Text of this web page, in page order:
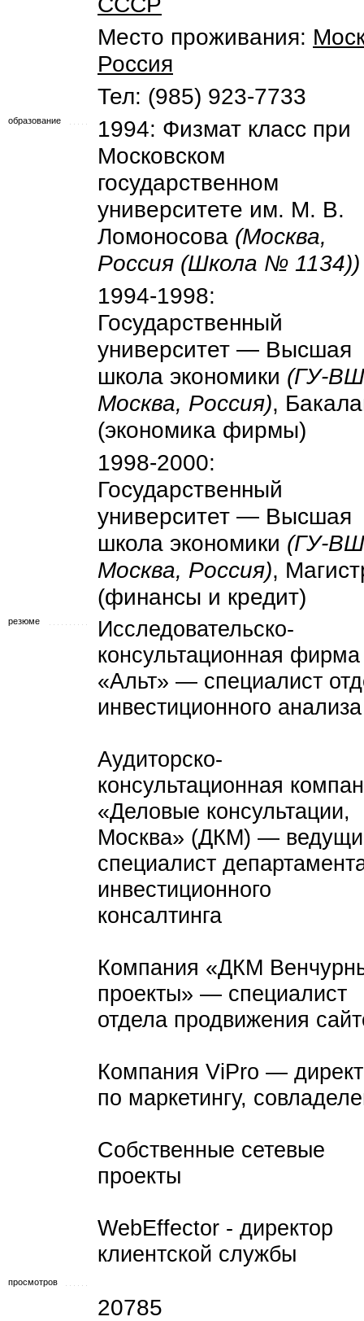
Место проживания:
Россия
Тел: (985) 923-7733
образование
1994: Физмат класс при
Московском
государственном
университете им. М. В.
Ломоносова (Москва,
Россия (Школа № 1134))
1994-1998:
Государственный
университет — Высшая
школа экономики (ГУ-
Москва, Россия),
(экономика фирмы)
1998-2000:
Государственный
университет — Высшая
школа экономики (ГУ-
Москва, Россия),
(финансы и кредит)
резюме
Исследовательско-
консультационная фирма
«Альт» — специалист
инвестиционного анализа
Аудиторско-
консультационная
«Деловые консультации,
Москва» (ДКМ) —
специалист
инвестиционного
консалтинга
Компания «ДКМ
проекты» — специалист
отдела продвижения
Компания ViPro —
по маркетингу,
Собственные сетевые
проекты
WebEffector - директор
клиентской службы
просмотров
20785